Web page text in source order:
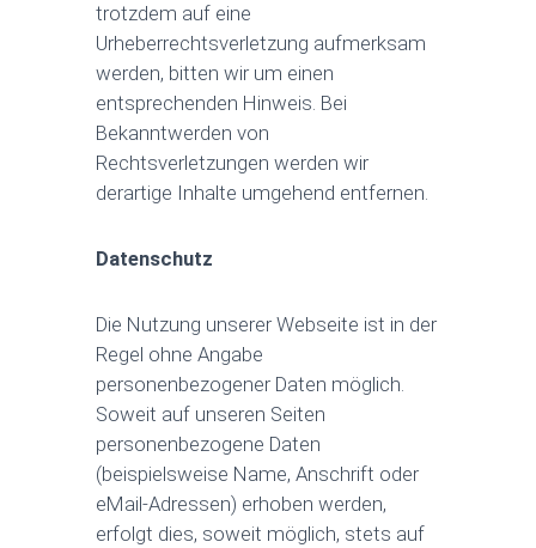
trotzdem auf eine
Urheberrechtsverletzung aufmerksam
werden, bitten wir um einen
entsprechenden Hinweis. Bei
Bekanntwerden von
Rechtsverletzungen werden wir
derartige Inhalte umgehend entfernen.
Datenschutz
Die Nutzung unserer Webseite ist in der
Regel ohne Angabe
personenbezogener Daten möglich.
Soweit auf unseren Seiten
personenbezogene Daten
(beispielsweise Name, Anschrift oder
eMail-Adressen) erhoben werden,
erfolgt dies, soweit möglich, stets auf